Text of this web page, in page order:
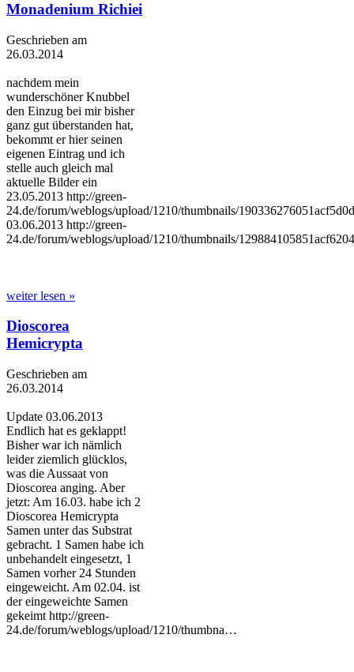
Monadenium Richiei
Geschrieben am
26.03.2014
nachdem mein
wunderschöner Knubbel
den Einzug bei mir bisher
ganz gut überstanden hat,
bekommt er hier seinen
eigenen Eintrag und ich
stelle auch gleich mal
aktuelle Bilder ein
23.05.2013 http://green-
24.de/forum/weblogs/upload/1210/thumbnails/
03.06.2013 http://green-
24.de/forum/weblogs/upload/1210/thumbnails/
weiter lesen »
Dioscorea
Hemicrypta
Geschrieben am
26.03.2014
Update 03.06.2013
Endlich hat es geklappt!
Bisher war ich nämlich
leider ziemlich glücklos,
was die Aussaat von
Dioscorea anging. Aber
jetzt: Am 16.03. habe ich 2
Dioscorea Hemicrypta
Samen unter das Substrat
gebracht. 1 Samen habe ich
unbehandelt eingesetzt, 1
Samen vorher 24 Stunden
eingeweicht. Am 02.04. ist
der eingeweichte Samen
gekeimt http://green-
24.de/forum/weblogs/upload/1210/thumbna…